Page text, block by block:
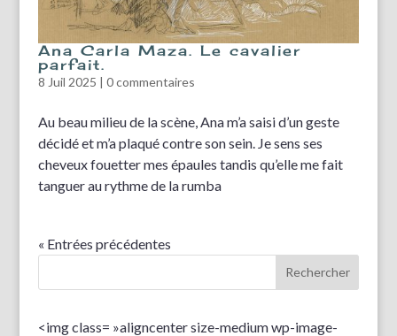
Ana Carla Maza. Le cavalier
parfait.
8 Juil 2025 | 0 commentaires
Au beau milieu de la scène, Ana m’a saisi d’un geste
décidé et m’a plaqué contre son sein. Je sens ses
cheveux fouetter mes épaules tandis qu’elle me fait
tanguer au rythme de la rumba
« Entrées précédentes
<img class= »aligncenter size-medium wp-image-